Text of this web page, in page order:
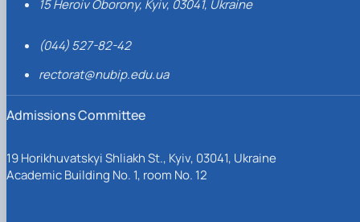
15 Heroiv Oborony, Kyiv, 03041, Ukraine
(044) 527-82-42
rectorat@nubip.edu.ua
Admissions Committee
19 Horikhuvatskyi Shliakh St., Kyiv, 03041, Ukraine
Academic Building No. 1, room No. 12